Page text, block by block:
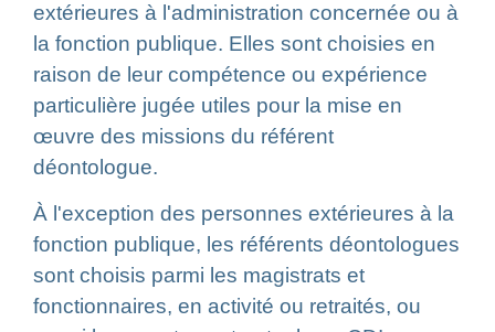
extérieures à l'administration concernée ou à
la fonction publique. Elles sont choisies en
raison de leur compétence ou expérience
particulière jugée utiles pour la mise en
œuvre des missions du référent
déontologue.
À l'exception des personnes extérieures à la
fonction publique, les référents déontologues
sont choisis parmi les magistrats et
fonctionnaires, en activité ou retraités, ou